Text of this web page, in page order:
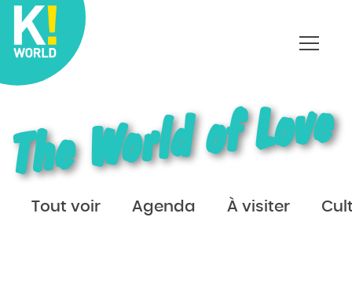
The World of Love
Tout voir Agenda À visiter